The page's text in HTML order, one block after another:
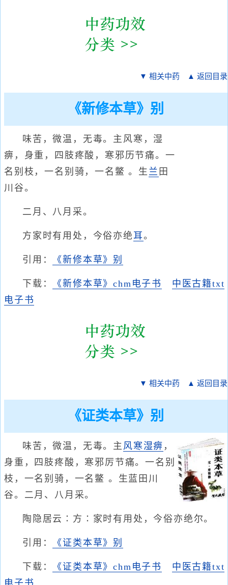
▼ 相关中药 ▲ 返回目录
《新修本草》别
味苦，微温，无毒。主风寒，湿
痹，身重，四肢疼酸，寒邪历节痛。一
名别枝，一名别骑，一名鳖 。生 兰 田
川谷。
二月、八月采。
方家时有用处，今俗亦绝耳。
引用： 《新修本草》别
下载： 《新修本草》chm电子书
中医古籍txt
电子书
▼ 相关中药 ▲ 返回目录
《证类本草》别
味苦，微温，无毒。主 风寒湿痹 ，
身重，四肢疼酸，寒邪厉节痛。一名别
枝，一名别骑，一名鳖 。生蓝田川
谷。二月、八月采。
陶隐居云∶方∶家时有用处，今俗亦绝尔。
引用： 《证类本草》别
下载： 《证类本草》chm电子书
中医古籍txt
电子书